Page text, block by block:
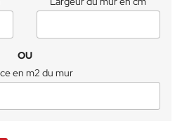
OU
en m2 du mur